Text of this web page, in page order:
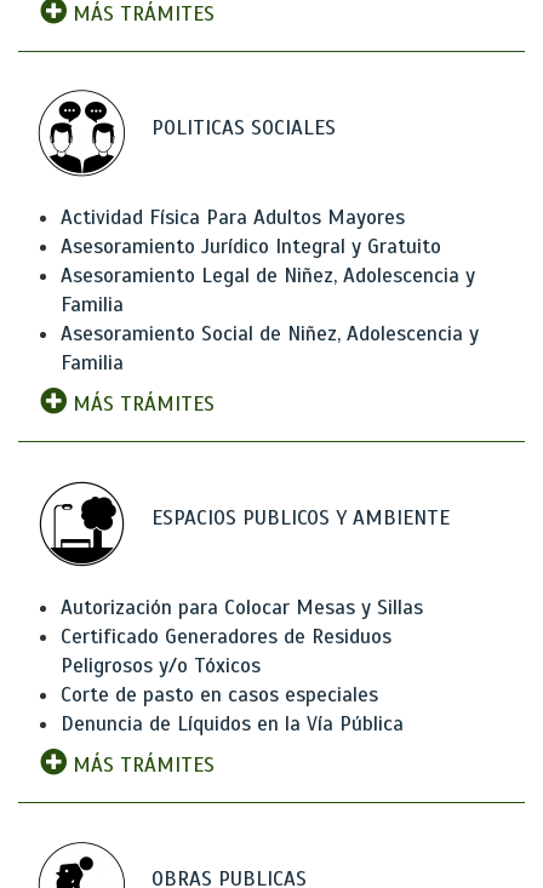
MÁS TRÁMITES
POLITICAS SOCIALES
Actividad Física Para Adultos Mayores
Asesoramiento Jurídico Integral y Gratuito
Asesoramiento Legal de Niñez, Adolescencia y
Familia
Asesoramiento Social de Niñez, Adolescencia y
Familia
MÁS TRÁMITES
ESPACIOS PUBLICOS Y AMBIENTE
Autorización para Colocar Mesas y Sillas
Certificado Generadores de Residuos
Peligrosos y/o Tóxicos
Corte de pasto en casos especiales
Denuncia de Líquidos en la Vía Pública
MÁS TRÁMITES
OBRAS PUBLICAS